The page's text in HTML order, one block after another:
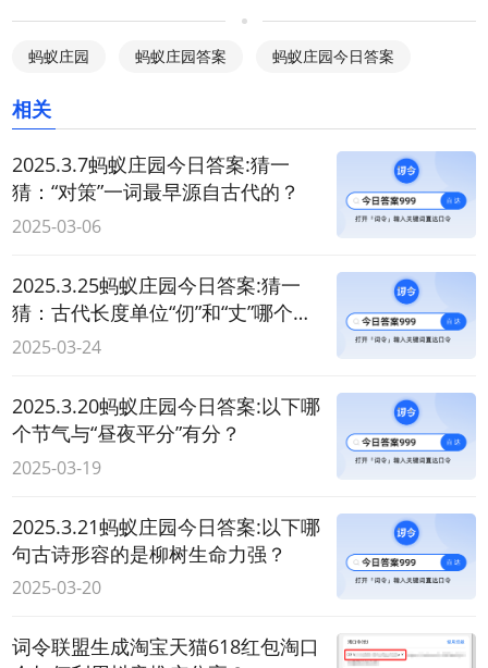
蚂蚁庄园 蚂蚁庄园答案 蚂蚁庄园今日答案
相关
2025.3.7蚂蚁庄园今日答案:猜一
猜：“对策”一词最早源自古代的？
2025-03-06
2025.3.25蚂蚁庄园今日答案:猜一
猜：古代长度单位“仞”和“丈”哪个更
长？
2025-03-24
2025.3.20蚂蚁庄园今日答案:以下哪
个节气与“昼夜平分”有分？
2025-03-19
2025.3.21蚂蚁庄园今日答案:以下哪
句古诗形容的是柳树生命力强？
2025-03-20
词令联盟生成淘宝天猫618红包淘口